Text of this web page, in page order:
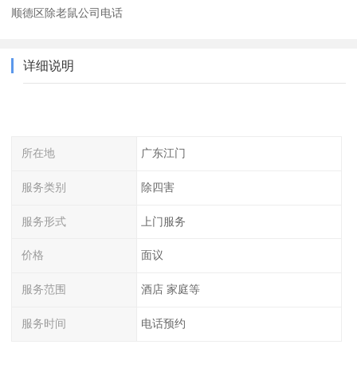
顺德区除老鼠公司电话
详细说明
所在地 广东江门
服务类别 除四害
服务形式 上门服务
价格 面议
服务范围 酒店 家庭等
服务时间 电话预约